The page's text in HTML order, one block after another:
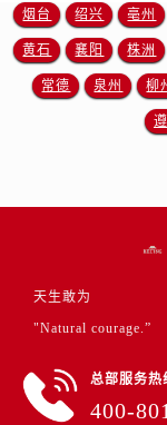
烟台 绍兴 亳州
黄石 襄阳 株洲
常德 泉州 柳
天生敢为
"Natural courage.”
总部服务热
400-